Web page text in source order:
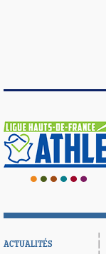
ACTUALITÉS